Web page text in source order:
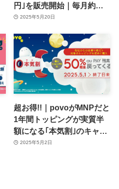
円｣を販売開始｜毎月約
30GBを約2,497円で利用可
2025年5月20日
超お得!!｜povoがMNPだと
1年間トッピングが実質半
額になる｢本気割｣のキャン
ペーンを開始
2025年5月2日